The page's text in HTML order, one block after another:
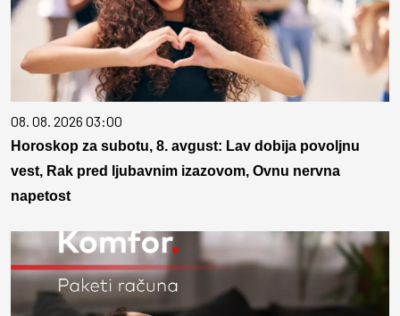
08. 08. 2026 03:00
Horoskop za subotu, 8. avgust: Lav dobija povoljnu
vest, Rak pred ljubavnim izazovom, Ovnu nervna
napetost